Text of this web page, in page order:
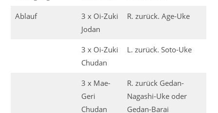
Ablauf
3 x Oi-Zuki
Jodan
R. zurück. Age-Uke
3 x Oi-Zuki
Chudan
L. zurück. Soto-Uke
3 x Mae-
Geri
Chudan
R. zurück Gedan-
Nagashi-Uke oder
Gedan-Barai